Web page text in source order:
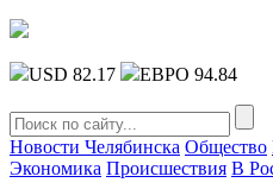
USD 82.17 ЕВРО 94.84
Новости Челябинска Общество
Экономика Происшествия В